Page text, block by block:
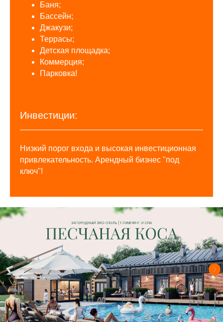
Баня;
Бассейн;
Джакузи;
Террасы;
Детская площадка;
Коммерция;
Парковка!
Инвестиции:
Низкий порог входа и высокая инвестиционная
привлекательность. Арендный бизнес "под
ключ"!